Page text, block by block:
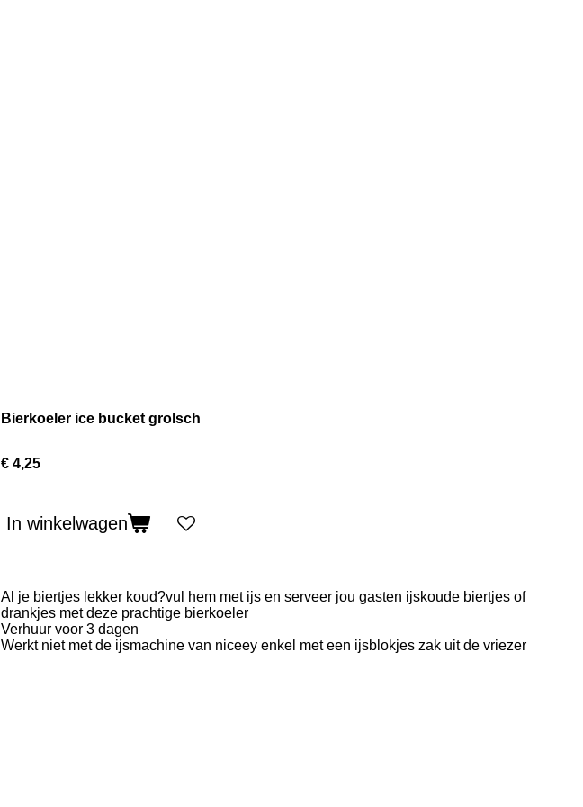
Bierkoeler ice bucket grolsch
€ 4,25
In winkelwagen
Al je biertjes lekker koud?vul hem met ijs en serveer jou gasten ijskoude biertjes of
drankjes met deze prachtige bierkoeler
Verhuur voor 3 dagen
Werkt niet met de ijsmachine van niceey enkel met een ijsblokjes zak uit de vriezer